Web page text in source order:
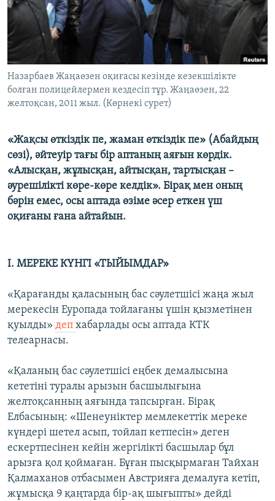
ЖАЗЫЛЫҢЫЗ
Басқа тілдерде
Назарбаев Жаңаөзен оқиғасы кезінде кезекшілікте
болған полицейлермен кездесіп тұр. Жаңаөзен, 22
желтоқсан, 2011 жыл. (Көрнекі сурет)
«Жақсы өткіздік пе, жаман өткіздік пе» (Абайдың
сөзі), әйтеуір тағы бір аптаның аяғын көрдік.
«Алысқан, жұлысқан, айтысқан, тартысқан –
әурешілікті көре-көре келдік». Бірақ мен оның
бәрін емес, осы аптада өзіме әсер еткен үш
оқиғаны ғана айтайын.
І. МЕРЕКЕ КҮНГІ «ТЫЙЫМДАР»
«Қарағанды қаласының бас сәулетшісі жаңа жыл
мерекесін Еуропада тойлағаны үшін қызметінен
қуылды» деп хабарлады осы аптада КТК
телеарнасы.
«Қаланың бас сәулетшісі еңбек демалысына
кететіні туралы арызын басшылығына
желтоқсанның аяғында тапсырған. Бірақ
Елбасының: «Шенеуніктер мемлекеттік мереке
күндері шетел асып, тойлап кетпесін» деген
ескертпесінен кейін жергілікті басшылар бұл
арызға қол қоймаған. Бұған пысқырмаған Тайхан
Қалмаханов отбасымен Австрияға демалуға кетіп,
жұмысқа 9 қаңтарда бір-ақ шығыпты» дейді